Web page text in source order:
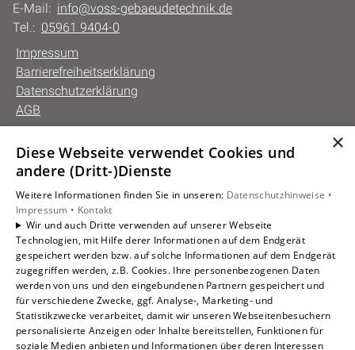
E-Mail: info@voss-gebaeudetechnik.de
Tel.: 05961 9404-0
Impressum
Barrierefreiheitserklärung
Datenschutzerklärung
AGB
Unsere Bereiche
Gewerbekunden
Karriere
Unternehmen
Kontakt
×
Diese Webseite verwendet Cookies und
andere (Dritt-)Dienste
Weitere Informationen finden Sie in unseren: Datenschutzhinweise •
Impressum • Kontakt
Wir und auch Dritte verwenden auf unserer Webseite
Technologien, mit Hilfe derer Informationen auf dem Endgerät
gespeichert werden bzw. auf solche Informationen auf dem Endgerät
zugegriffen werden, z.B. Cookies. Ihre personenbezogenen Daten
werden von uns und den eingebundenen Partnern gespeichert und
für verschiedene Zwecke, ggf. Analyse-, Marketing- und
Statistikzwecke verarbeitet, damit wir unseren Webseitenbesuchern
personalisierte Anzeigen oder Inhalte bereitstellen, Funktionen für
soziale Medien anbieten und Informationen über deren Interessen